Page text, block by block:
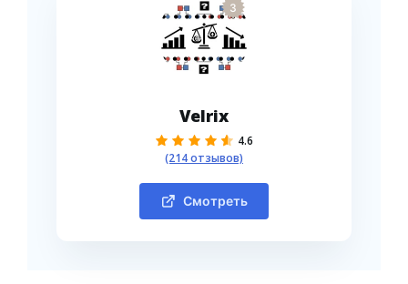
3
Velrix
4.6
(214 отзывов)
Смотреть